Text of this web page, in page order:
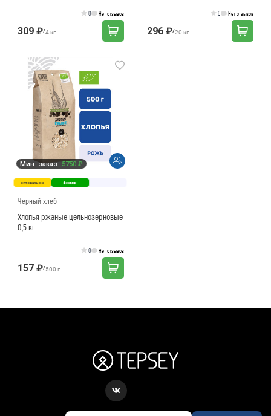
0 Нет отзывов
309 ₽/4 кг
0 Нет отзывов
296 ₽/20 кг
Мин. заказ 5750 ₽
оптовая цена фермер
Черный хлеб
Хлопья ржаные цельнозерновые
0,5 кг
0 Нет отзывов
157 ₽/500 г